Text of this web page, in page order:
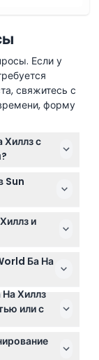
Если у
свяжитесь с
форму
Хиллз с
подряд
по
Buffet
к таким
Ват.
Sun
и
а при
за
вашего
Ба На
дороге
обед по
в часы
Хиллз
или с
колясок и
не